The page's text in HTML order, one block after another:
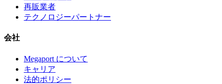
再販業者
テクノロジーパートナー
会社
Megaport について
キャリア
法的ポリシー